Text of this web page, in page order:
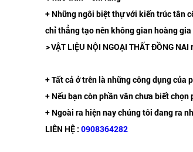
+ Những ngôi biệt thự với kiến trúc tân
chỉ thẳng tạo nên không gian hoàng
>VẬT LIỆU NỘI NGOẠI THẤT ĐỒNG NAI
+ Tất cả ở trên là những công dụng của
+ Nếu bạn còn phần vân chưa biết
+ Ngoài ra hiện nay chúng tôi đang ra
LIÊN HỆ : 0908364282